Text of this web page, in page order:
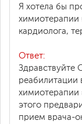
Я хотела бы
химиотерапии
кардиолога,
Ответ:
Здравствуйте
реабилитации
химиотерапии
этого
прием врача-